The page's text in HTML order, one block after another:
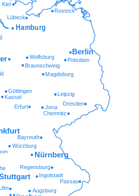
Augsburg
Passau
Ingolstadt
Regensburg
Würzburg
Bayreuth
Chemnitz
Erfurt Jena
Dresden
Kassel
Göttingen
Magdeburg
Braunschweig
Potsdam
Wolfsburg
Lübeck
Rostock
Kiel
Nürnberg
Leipzig
Berlin
Hamburg